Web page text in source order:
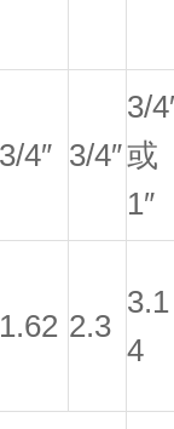
3/4″ 3/4″
3/
或
1″
1.62 2.3
3.1
4